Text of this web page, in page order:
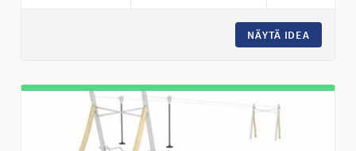
NÄYTÄ IDEA